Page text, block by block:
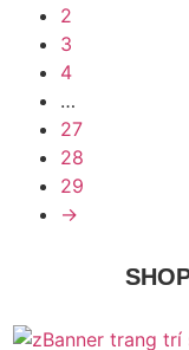
2
3
4
…
27
28
29
→